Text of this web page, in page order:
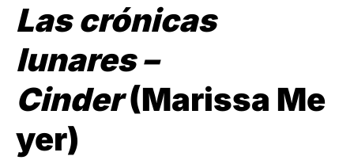
Las crónicas
lunares –
Cinder(Marissa Me
yer)